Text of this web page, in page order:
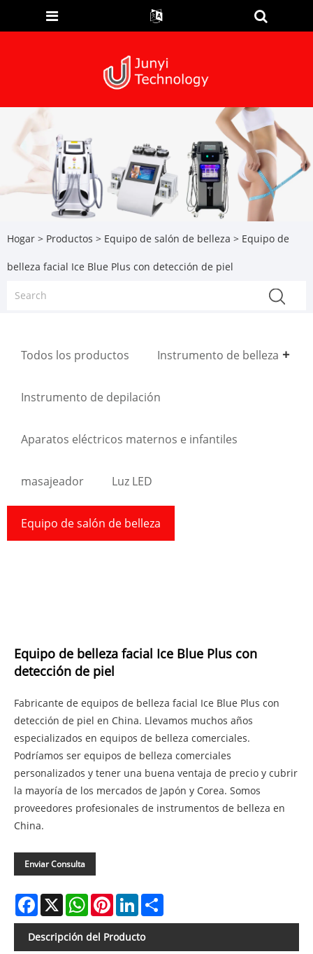
Hogar > Productos > Equipo de salón de belleza > Equipo de
belleza facial Ice Blue Plus con detección de piel
Todos los productos Instrumento de belleza
Instrumento de depilación
Aparatos eléctricos maternos e infantiles
masajeador Luz LED
Equipo de salón de belleza
Equipo de belleza facial Ice Blue Plus con
detección de piel
Fabricante de equipos de belleza facial Ice Blue Plus con
detección de piel en China. Llevamos muchos años
especializados en equipos de belleza comerciales.
Podríamos ser equipos de belleza comerciales
personalizados y tener una buena ventaja de precio y cubrir
la mayoría de los mercados de Japón y Corea. Somos
proveedores profesionales de instrumentos de belleza en
China.
Enviar Consulta
Facebook
X WhatsAppPinterestLinkedIn
Descripción del Producto